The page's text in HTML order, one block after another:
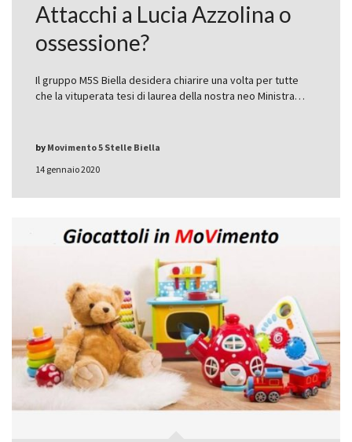
Attacchi a Lucia Azzolina o
ossessione?
Il gruppo M5S Biella desidera chiarire una volta per tutte
che la vituperata tesi di laurea della nostra neo Ministra…
14 gennaio 2020
by Movimento 5 Stelle Biella